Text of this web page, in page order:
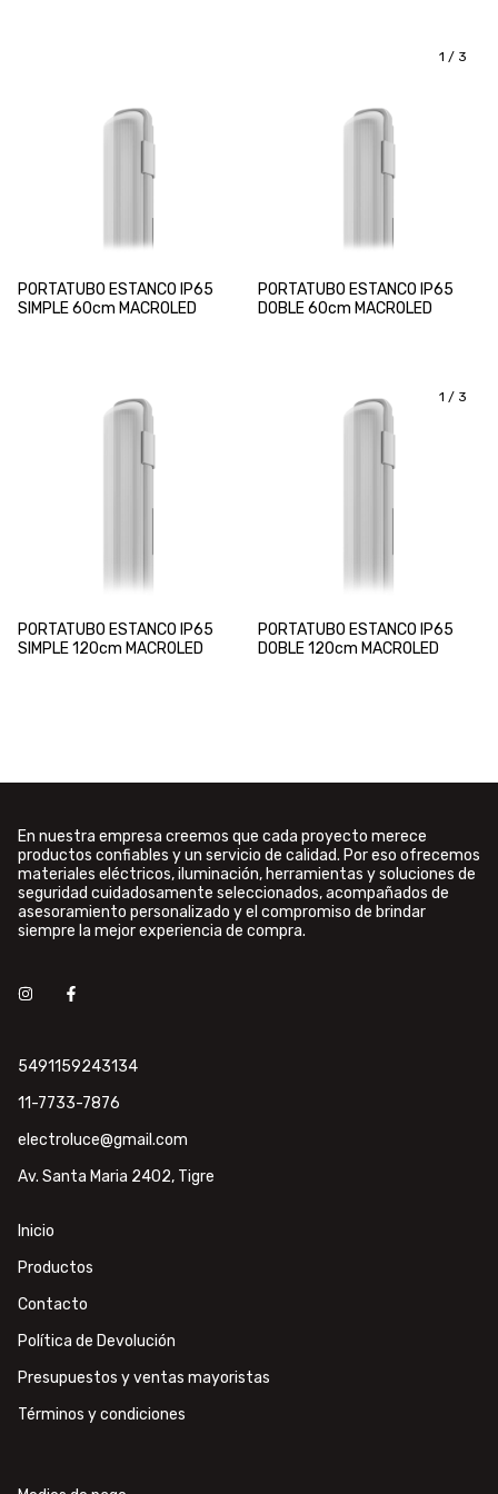
PORTATUBO ESTANCO IP65
SIMPLE 60cm MACROLED
1 / 3
PORTATUBO ESTANCO IP65
DOBLE 60cm MACROLED
PORTATUBO ESTANCO IP65
SIMPLE 120cm MACROLED
1 / 3
PORTATUBO ESTANCO IP65
DOBLE 120cm MACROLED
En nuestra empresa creemos que cada proyecto merece
productos confiables y un servicio de calidad. Por eso ofrecemos
materiales eléctricos, iluminación, herramientas y soluciones de
seguridad cuidadosamente seleccionados, acompañados de
asesoramiento personalizado y el compromiso de brindar
siempre la mejor experiencia de compra.
5491159243134
11-7733-7876
electroluce@gmail.com
Av. Santa Maria 2402, Tigre
Inicio
Productos
Contacto
Política de Devolución
Presupuestos y ventas mayoristas
Términos y condiciones